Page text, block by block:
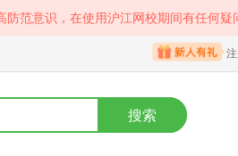
范意识，在使用沪江网校期间有任何疑
搜索